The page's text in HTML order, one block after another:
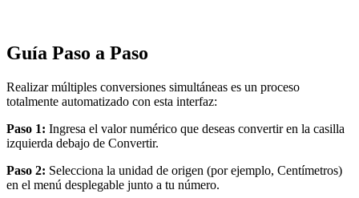
Guía Paso a Paso
Realizar múltiples conversiones simultáneas es un proceso
totalmente automatizado con esta interfaz:
Paso 1: Ingresa el valor numérico que deseas convertir en la casilla
izquierda debajo de Convertir.
Paso 2: Selecciona la unidad de origen (por ejemplo, Centímetros)
en el menú desplegable junto a tu número.